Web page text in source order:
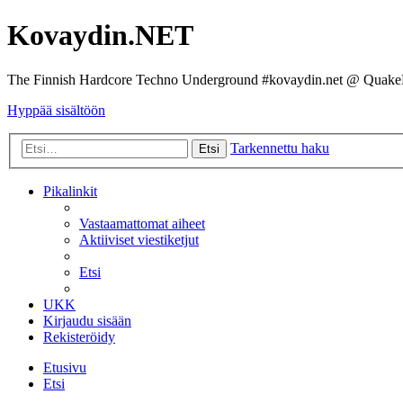
Kovaydin.NET
The Finnish Hardcore Techno Underground #kovaydin.net @
Hyppää sisältöön
Etsi Tarkennettu haku
Pikalinkit
Vastaamattomat aiheet
Aktiiviset viestiketjut
Etsi
UKK
Kirjaudu sisään
Rekisteröidy
Etusivu
Etsi